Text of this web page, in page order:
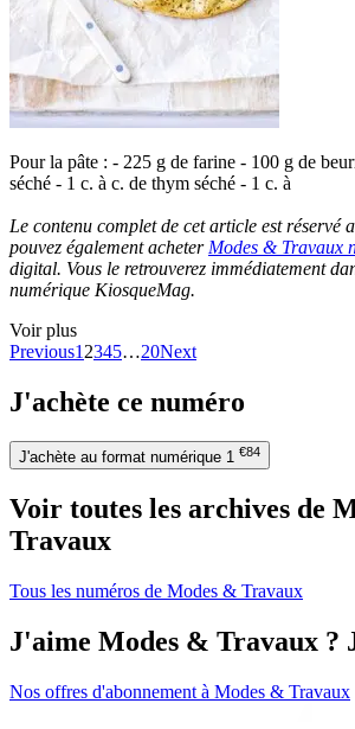
Pour la pâte : - 225 g de farine - 100 g de
séché - 1 c. à c. de thym séché - 1 c. à
Le contenu complet de cet article est réservé
pouvez également acheter Modes & Travaux
digital. Vous le retrouverez immédiatement
numérique KiosqueMag.
Voir plus
Previous1 2345…20Next
J'achète ce numéro
J'achète au format numérique 1 €84
Voir toutes les archives de
Travaux
Tous les numéros de Modes & Travaux
J'aime Modes & Travaux ?
Nos offres d'abonnement à Modes & Travaux